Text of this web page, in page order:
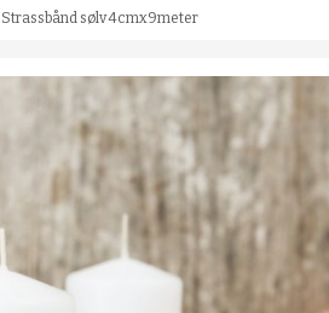
Strassbånd sølv 4cmx9meter